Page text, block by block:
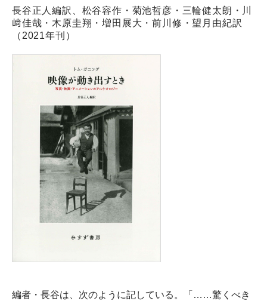
長谷正人編訳、松谷容作・菊池哲彦・三輪健太朗・川
﨑佳哉・木原圭翔・増田展大・前川修・望月由紀訳
（2021年刊）
編者・長谷は、次のように記している。「……驚くべき